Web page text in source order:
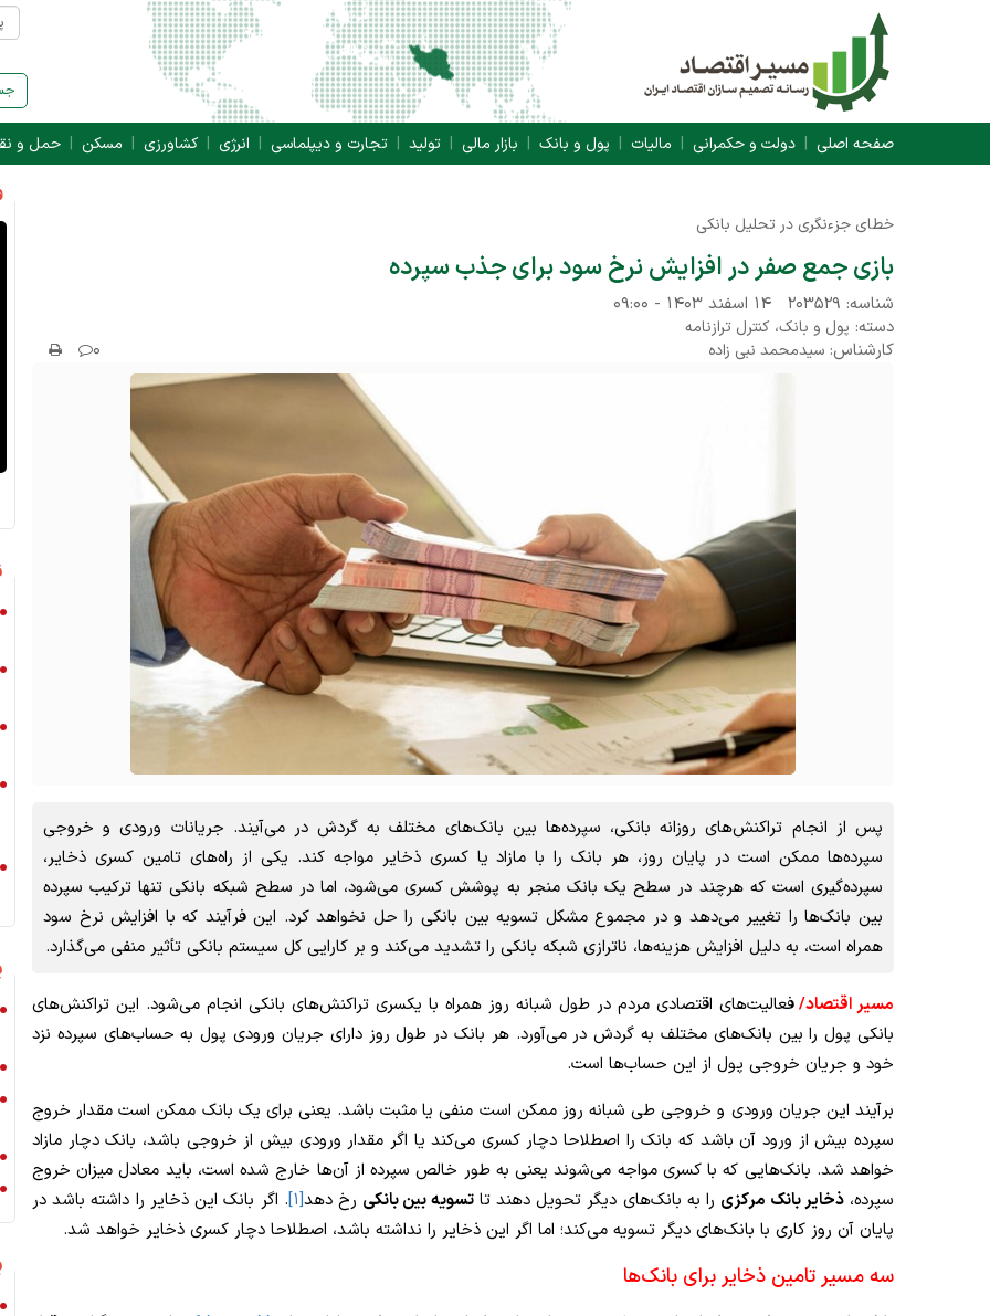
صفحه اصلی دولت و حکمرانی مالیات پول و بانک بازار مالی تولید تجارت و دیپلماسی انرژی کشاورزی مسکن حمل و
خطای جزءنگری در تحلیل بانکی
بازی جمع صفر در افزایش نرخ سود برای جذب سپرده‌
شناسه: ۲۰۳۵۲۹
۱۴ اسفند ۱۴۰۳ - ۰۹:۰۰
دسته: پول و بانک، کنترل ترازنامه
کارشناس: سیدمحمد نبی زاده ۰
پس از انجام تراکنش‌های روزانه بانکی، سپرده‌ها بین بانک‌های مختلف به گردش در می‌آیند. جریانات ورودی و خروجی
سپرده‌ها ممکن است در پایان روز، هر بانک را با مازاد یا کسری ذخایر مواجه کند. یکی از راه‌های تامین کسری ذخایر،
سپرده‌گیری است که هرچند در سطح یک بانک منجر به پوشش کسری می‌شود، اما در سطح شبکه بانکی تنها ترکیب سپرده
بین بانک‌ها را تغییر می‌دهد و در مجموع مشکل تسویه بین بانکی را حل نخواهد کرد.‌ این فرآیند که با افزایش نرخ سود
همراه است، به دلیل افزایش هزینه‌ها، ناترازی شبکه بانکی را تشدید می‌کند و بر کارایی کل سیستم بانکی تأثیر منفی می‌گذارد.
مسیر اقتصاد/فعالیت‌های اقتصادی مردم در طول شبانه روز همراه با یکسری تراکنش‌های بانکی انجام می‌شود. این تراکنش‌های
بانکی پول را بین بانک‌های مختلف به گردش در می‌آورد. هر بانک در طول روز دارای جریان ورودی پول به حساب‌های سپرده نزد
خود و جریان خروجی پول از این حساب‌ها است.
برآیند این جریان ورودی و خروجی طی شبانه روز ممکن است منفی یا مثبت باشد. یعنی برای یک بانک ممکن است مقدار خروج
سپرده بیش از ورود آن باشد که بانک را اصطلاحا دچار کسری می‌کند یا اگر مقدار ورودی بیش از خروجی باشد، بانک دچار مازاد
خواهد شد. بانک‌هایی که با کسری مواجه می‌شوند یعنی به طور خالص سپرده از آن‌ها خارج شده است، باید معادل میزان خروج
سپرده،ذخایر بانک مرکزی را به بانک‌های دیگر تحویل دهند تاتسویه بین بانکی رخ دهد[۱] . اگر بانک این ذخایر را داشته باشد در
پایان آن روز کاری با بانک‌های دیگر تسویه می‌کند؛ اما اگر این ذخایر را نداشته باشد، اصطلاحا دچار کسری ذخایر خواهد شد.
سه مسیر تامین ذخایر برای بانک‌ها
بازسازی